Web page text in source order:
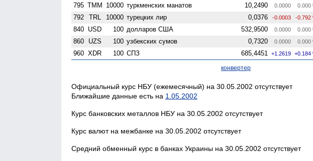
795 TMM 10000 туркменских манатов 10,2490 0.0000 0.000
792 TRL 10000 турецких лир 0,0376 -0.0003 -0.792
840 USD 100 долларов США 532,9500 0.0000 0.000
860 UZS 100 узбекских сумов 0,7320 0.0000 0.000
960 XDR 100 СПЗ 685,4451 +1.2619 +0.184
конвертер
Официальный курс НБУ (ежемесячный) на 30.05.2002 отсутствует
Ближайшие данные есть на 1.05.2002
Курс банковских металлов НБУ на 30.05.2002 отсутствует
Курс валют на межбанке на 30.05.2002 отсутствует
Средний обменный курс в банках Украины на 30.05.2002 отсутствует